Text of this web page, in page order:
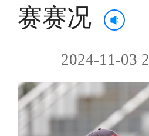
赛赛况
2024-11-03